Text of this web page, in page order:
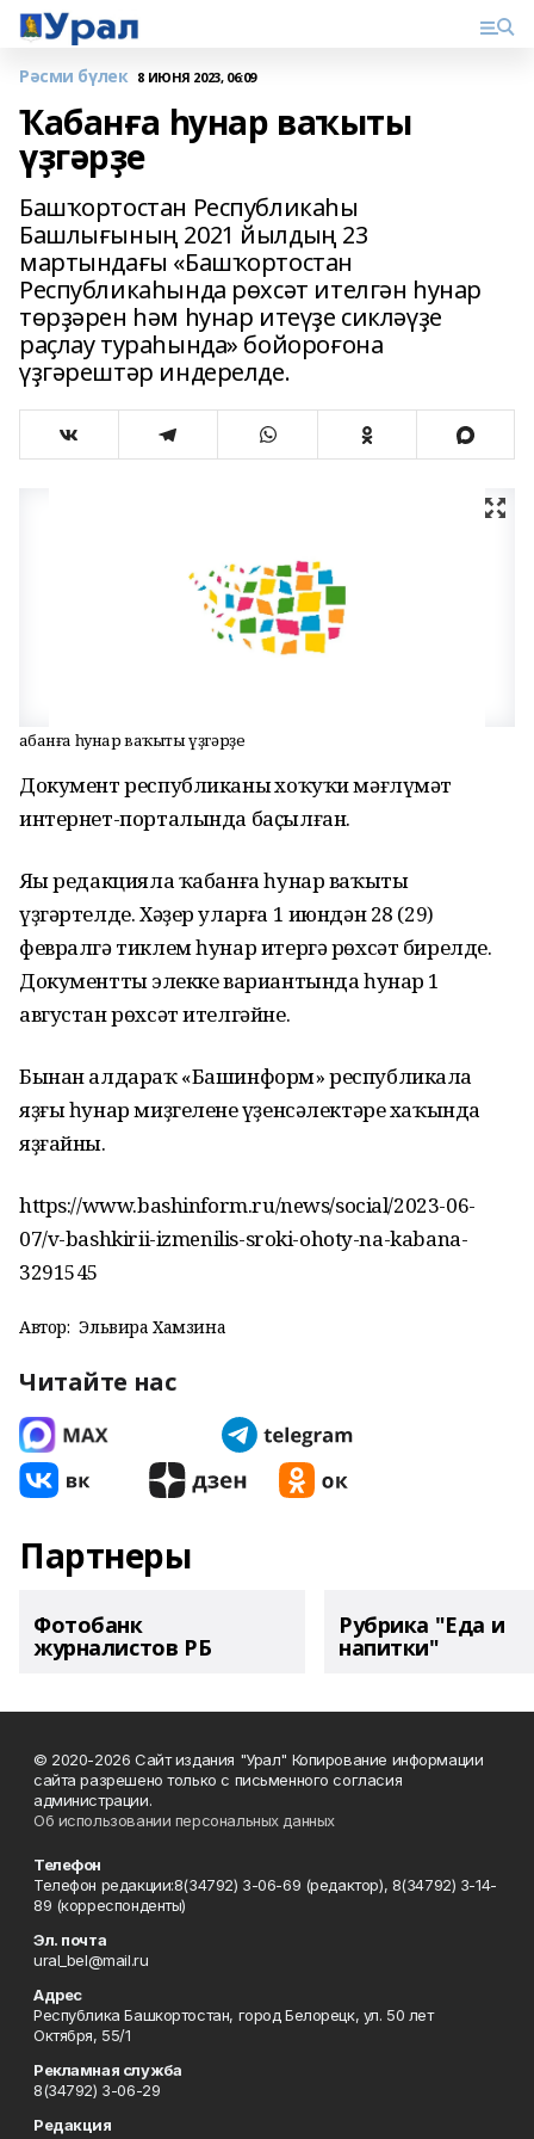
Рәсми бүлек 8 ИЮНЯ 2023, 06:09
Ҡабанға һунар ваҡыты
үҙгәрҙе
Башҡортостан Республикаһы
Башлығының 2021 йылдың 23
мартындағы «Башҡортостан
Республикаһында рөхсәт ителгән һунар
төрҙәрен һәм һунар итеүҙе сикләүҙе
раҫлау тураһында» бойороғона
үҙгәрештәр индерелде.
Ҡабанға һунар ваҡыты үҙгәрҙе
Документ республиканың хоҡуҡи мәғлүмәт
интернет-порталында баҫылған.
Яңы редакцияла ҡабанға һунар ваҡыты
үҙгәртелде. Хәҙер уларға 1 июндән 28 (29)
февралгә тиклем һунар итергә рөхсәт бирелде.
Документтың элекке вариантында һунар 1
августан рөхсәт ителгәйне.
Бынан алдараҡ «Башинформ» республикала
яҙғы һунар миҙгеленең үҙенсәлектәре хаҡында
яҙғайны.
https://www.bashinform.ru/news/social/2023-06-
07/v-bashkirii-izmenilis-sroki-ohoty-na-kabana-
3291545
Автор: Эльвира Хамзина
Читайте нас
Партнеры
Фотобанк
журналистов РБ
Рубрика "Еда и
напитки"
© 2020-2026 Сайт издания "Урал" Копирование информации
сайта разрешено только с письменного согласия
администрации.
Об использовании персональных данных
Телефон
Телефон редакции:8(34792) 3-06-69 (редактор), 8(34792) 3-14-
89 (корреспонденты)
Эл. почта
ural_bel@mail.ru
Адрес
Республика Башкортостан, город Белорецк, ул. 50 лет
Октября, 55/1
Рекламная служба
8(34792) 3-06-29
Редакция